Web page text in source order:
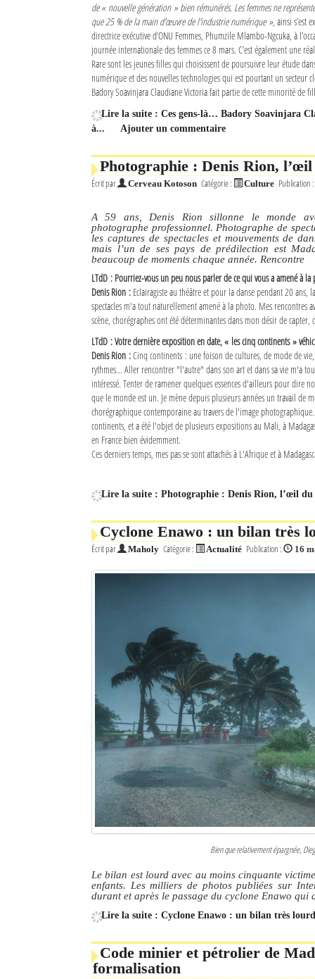
de « nouvelle génération » bien rémunérés. Les femmes ne
que 25 % de la main d’œuvre de l’industrie numérique », ainsi s’est
directrice exécutive d’ONU Femmes, Phumzile Mlambo-Ngcuka, à
journée internationale des femmes ce 8 mars. C’est également une
Rare sont les jeunes filles qui choisissent de poursuivre leur étude
numérique et des nouvelles technologies qui est pourtant un secteur
Badory Soavinjara Claudiane Victoria fait partie de cette minorité de
Lire la suite : Ces gens-là… Badory Soavinjara
à...
Ajouter un commentaire
Photographie : Denis Rion,
Écrit par Cerveau Kotoson Catégorie : Culture Publication :
A 59 ans, Denis Rion sillonne le monde
photographe professionnel. Photographe de
les captures de spectacles et mouvements de
mais l’un de ses pays de prédilection est
beaucoup de moments chaque année. Rencontre
LTdD : Pourriez-vous un peu nous parler de ce qui vous a amené à la
Denis Rion : Eclairagiste au théâtre et pour la danse pendant 20 ans,
spectacles m'a tout naturellement amené à la photo. Mes rencontres
scène, chorégraphes ont été déterminantes dans mon désir de capter,
LTdD : Votre dernière exposition en date, « les cinq continents »
Denis Rion :Cinq continents : une foison de cultures, de mode de vie,
rythmes… Aller rencontrer "l'autre" dans son art et dans sa vie m'a
intéressé. Tenter de ramener quelques essences d'ailleurs pour dire
que le monde est un. Je mène depuis plusieurs années un travail de
chorégraphique contemporaine au travers de l'image
continents, et a été l'objet de plusieurs expositions au Mali, à
en France bien évidemment.
Ces derniers temps, mes pas se sont attachés à L'Afrique et à
Lire la suite : Photographie : Denis Rion, l’œil
Cyclone Enawo : un bilan très
Écrit par Maholy Catégorie : Actualité Publication : 16
Bien que relativement épargnée,
Le bilan est lourd avec au moins cinquante
enfants. Les milliers de photos publiées sur
durant et après le passage du cyclone Enawo qui
Lire la suite : Cyclone Enawo : un bilan très
Code minier et pétrolier de
formalisation